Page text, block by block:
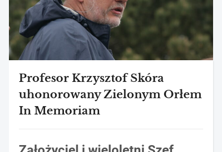
Profesor Krzysztof Skóra
uhonorowany Zielonym Orłem
In Memoriam